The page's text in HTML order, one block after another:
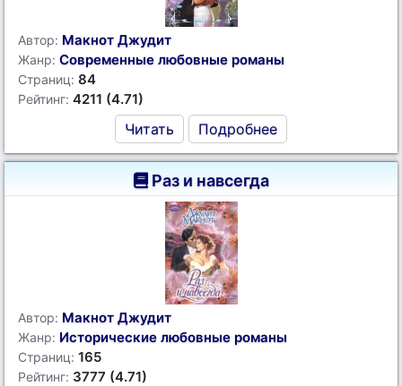
Автор: Макнот Джудит
Жанр: Современные любовные романы
Страниц: 84
Рейтинг: 4211 (4.71)
Читать Подробнее
Раз и навсегда
Автор: Макнот Джудит
Жанр: Исторические любовные романы
Страниц: 165
Рейтинг: 3777 (4.71)